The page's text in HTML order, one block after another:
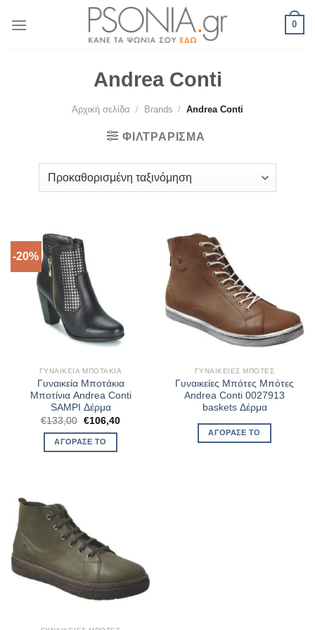
0
Andrea Conti
Αρχική σελίδα / Brands / Andrea Conti
ΦΙΛΤΡΆΡΙΣΜΑ
-20%
ΓΥΝΑΙΚΕΊΑ ΜΠΟΤΆΚΙΑ
Γυναικεία Μποτάκια
Μποτίνια Andrea Conti
SAMPI Δέρμα
€133,00 Original
was:
€133,00.
€106,40Η
ΑΓΌΡΑΣΈ ΤΟ
ΓΥΝΑΙΚΕΊΕΣ ΜΠΌΤΕΣ
Γυναικείες Μπότες Μπότες
Andrea Conti 0027913
baskets Δέρμα
ΑΓΌΡΑΣΈ ΤΟ